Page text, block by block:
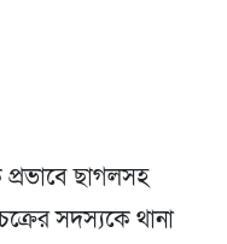
ছাগলসহ
সদস্যকে থানা